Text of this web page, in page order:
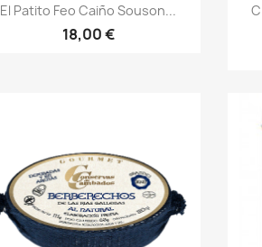
Vista rápida
El Patito Feo Caiño Souson...
18,00 €